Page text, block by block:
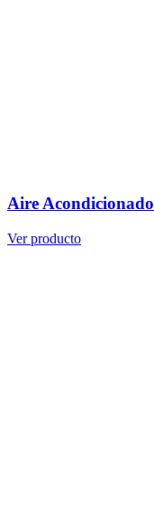
Aire
Ver producto